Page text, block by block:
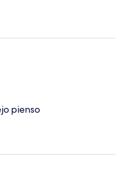
pienso